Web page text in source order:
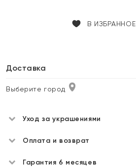
В ИЗБРАННОЕ
Доставка
Выберите город
Уход за украшениями
Оплата и возврат
Гарантия 6 месяцев